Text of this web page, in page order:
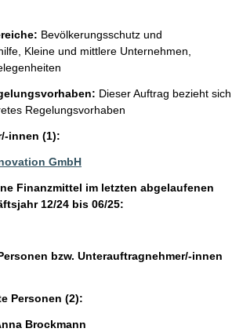
Bevölkerungsschutz und
Kleine und mittlere Unternehmen,
Dieser Auftrag bezieht sich
Regelungsvorhaben
innen (1):
GmbH
Finanzmittel im letzten abgelaufenen
12/24 bis 06/25:
bzw. Unterauftragnehmer/-innen
Personen (2):
Brockmann